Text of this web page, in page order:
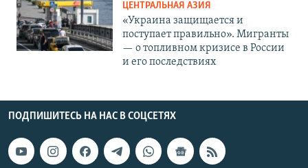
ЦЕНТРАЛЬНАЯ АЗИЯ
«Украина защищается и
поступает правильно». Мигранты
— о топливном кризисе в России
и его последствиях
ПОДПИШИТЕСЬ НА НАС В СОЦСЕТЯХ